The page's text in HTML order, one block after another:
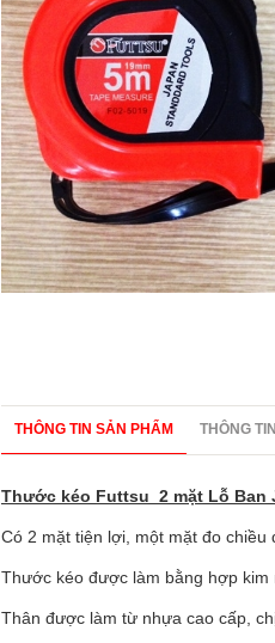
THÔNG TIN SẢN PHẨM THÔNG
Thước kéo Futtsu 2 mặt Lỗ Ban
Có 2 mặt tiện lợi, một mặt đo chiều
Thước kéo được làm bằng hợp kim
Thân được làm từ nhựa cao cấp,